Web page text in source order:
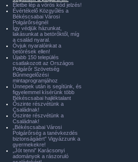
Életbe lép a vörös kód jelzés!
Évértékelő Közgyűlés a
Békéscsabai Városi
Polgárőrségnél
Így védjük házunkat,
lakásunkat a betörőktől, míg
a család nyaral.
Óvjuk nyaralóinkat a
betörések ellen!
Újabb 150 település
csatlakozott az Országos
Polgárőr Szövetség
Bűnmegelőzési
mintaprogramjához
Ünnepek után is segítünk, és
figyelemmel kísérünk több
Békéscsabai hajléktalant
Őszinte részvétünk a
Családnak!
Őszinte részvétünk a
Családnak!
„Békéscsabai Városi
Polgárőrség a tanévkezdés
biztonságáért” Vigyázzunk a
gyermekekre!
„Jót tenni” Karácsonyi
adományok a rászoruló